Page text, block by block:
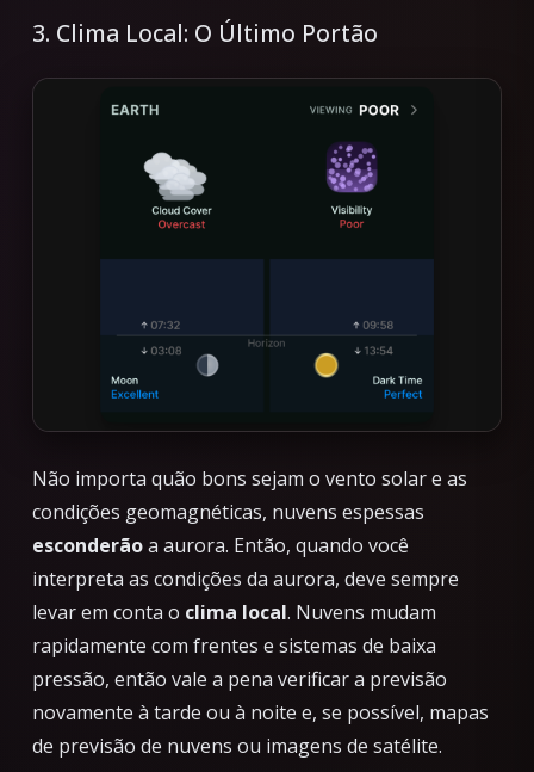
3. Clima Local: O Último Portão
Não importa quão bons sejam o vento solar e as
condições geomagnéticas, nuvens espessas
esconderãoa aurora. Então, quando você
interpreta as condições da aurora, deve sempre
levar em conta o clima local. Nuvens mudam
rapidamente com frentes e sistemas de baixa
pressão, então vale a pena verificar a previsão
novamente à tarde ou à noite e, se possível, mapas
de previsão de nuvens ou imagens de satélite.